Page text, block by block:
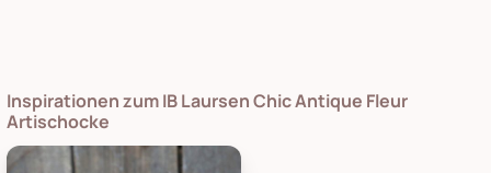
Inspirationen zum IB Laursen Chic Antique Fleur
Artischocke